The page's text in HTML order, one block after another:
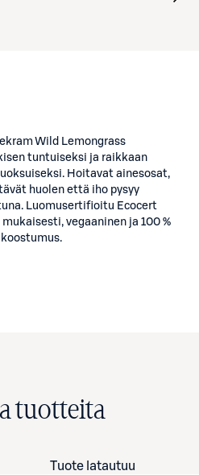
Wild Lemongrass
tuntuiseksi ja raikkaan
Hoitavat ainesosat,
huolen että iho pysyy
Luomusertifioitu Ecocert
vegaaninen ja 100 %
tuotteita
Tuote latautuu